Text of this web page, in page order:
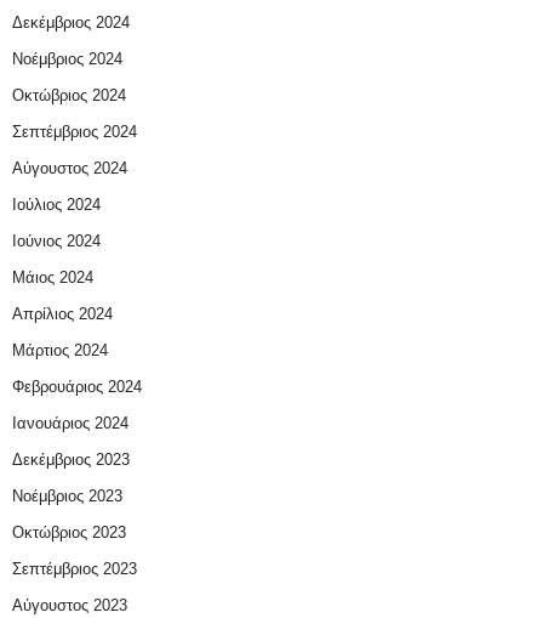
Δεκέμβριος 2024
Νοέμβριος 2024
Οκτώβριος 2024
Σεπτέμβριος 2024
Αύγουστος 2024
Ιούλιος 2024
Ιούνιος 2024
Μάιος 2024
Απρίλιος 2024
Μάρτιος 2024
Φεβρουάριος 2024
Ιανουάριος 2024
Δεκέμβριος 2023
Νοέμβριος 2023
Οκτώβριος 2023
Σεπτέμβριος 2023
Αύγουστος 2023